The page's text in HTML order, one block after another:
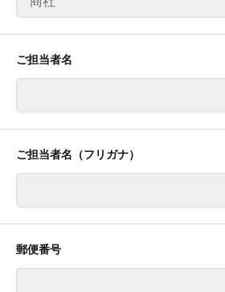
ご担当者名
ご担当者名（フリガナ）
郵便番号